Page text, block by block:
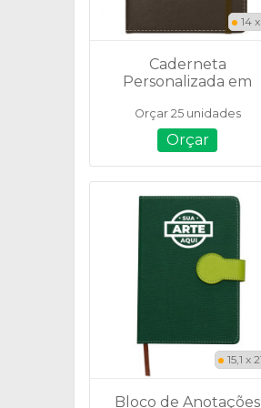
14 x
Caderneta
Personalizada em
Porta Caneta - 14885
Orçar 25 unidades
Orçar
15,1 x
Bloco de Anotações